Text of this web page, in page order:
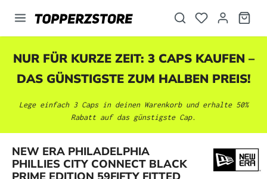
springen
NUR FÜR KURZE ZEIT: 3 CAPS KAUFEN –
DAS GÜNSTIGSTE ZUM HALBEN PREIS!
Lege einfach 3 Caps in deinen Warenkorb und erhalte 50%
Rabatt auf das günstigste Cap.
NEW ERA PHILADELPHIA
PHILLIES CITY CONNECT BLACK
Bildergalerie überspringen